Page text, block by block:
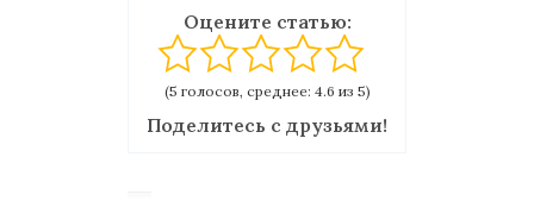
Оцените статью:
(5 голосов, среднее: 4.6 из 5)
Поделитесь с друзьями!